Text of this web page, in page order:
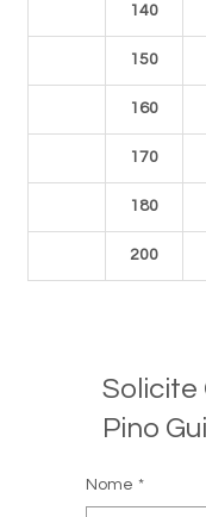
140
150
160
170
180
200
Pino
Nome *